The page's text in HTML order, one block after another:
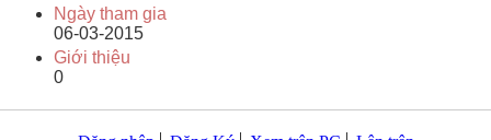
Ngày tham gia
06-03-2015
Giới thiệu
0